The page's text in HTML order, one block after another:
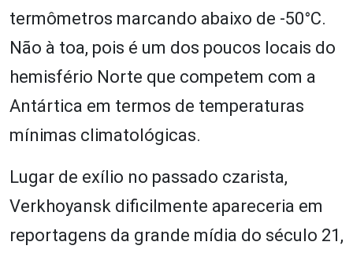
termômetros marcando abaixo de -50°C.
Não à toa, pois é um dos poucos locais do
hemisfério Norte que competem com a
Antártica em termos de temperaturas
mínimas climatológicas.
Lugar de exílio no passado czarista,
Verkhoyansk dificilmente apareceria em
reportagens da grande mídia do século 21,